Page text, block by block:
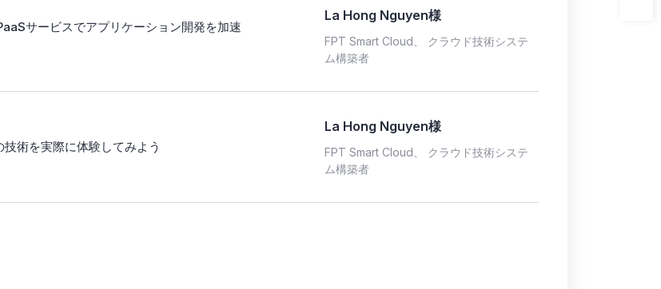
サービスでアプリケーション開発を加速
La Hong Nguyen様
FPT Smart Cloud、 クラウド技術システ
ム構築者
術を実際に体験してみよう
La Hong Nguyen様
FPT Smart Cloud、 クラウド技術システ
ム構築者